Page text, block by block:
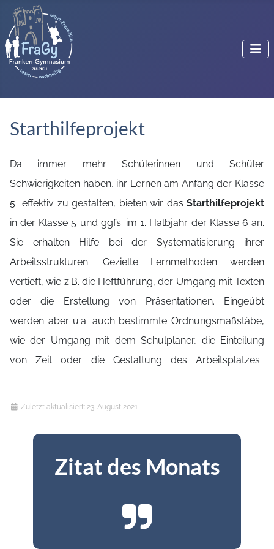
Starthilfeprojekt
Da immer mehr Schülerinnen und Schüler
Schwierigkeiten haben, ihr Lernen am Anfang der Klasse
5 effektiv zu gestalten, bieten wir das Starthilfeprojekt
in der Klasse 5 und ggfs. im 1. Halbjahr der Klasse 6 an.
Sie erhalten Hilfe bei der Systematisierung ihrer
Arbeitsstrukturen. Gezielte Lernmethoden werden
vertieft, wie z.B. die Heftführung, der Umgang mit Texten
oder die Erstellung von Präsentationen. Eingeübt
werden aber u.a. auch bestimmte Ordnungsmaßstäbe,
wie der Umgang mit dem Schulplaner, die Einteilung
von Zeit oder die Gestaltung des Arbeitsplatzes.
Details
Zuletzt aktualisiert: 23. August 2021
Zitat des Monats